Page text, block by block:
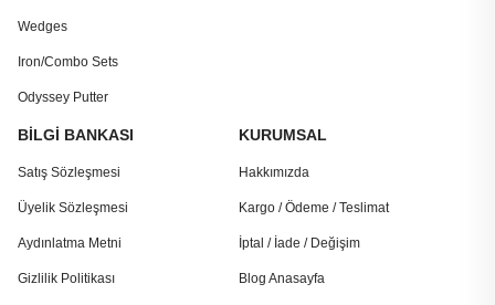
Wedges
Iron/Combo Sets
Odyssey Putter
BİLGİ BANKASI
Satış Sözleşmesi
Üyelik Sözleşmesi
Aydınlatma Metni
Gizlilik Politikası
KURUMSAL
Hakkımızda
Kargo / Ödeme / Teslimat
İptal / İade / Değişim
Blog Anasayfa